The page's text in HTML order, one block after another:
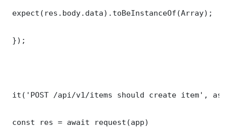
expect(res.body.data).toBeInstanceOf(Array);
});
it('POST /api/v1/items should create item',
const res = await request(app)